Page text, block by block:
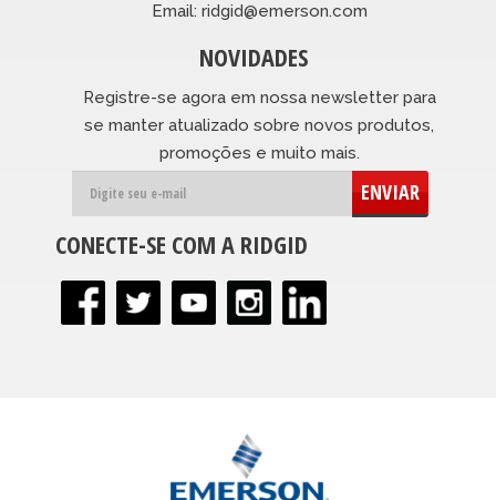
Email: ridgid@emerson.com
NOVIDADES
Registre-se agora em nossa newsletter para
se manter atualizado sobre novos produtos,
promoções e muito mais.
ENVIAR
CONECTE-SE COM A RIDGID